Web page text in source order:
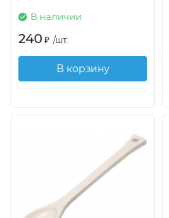
В наличии
240 ₽ /шт.
В корзину